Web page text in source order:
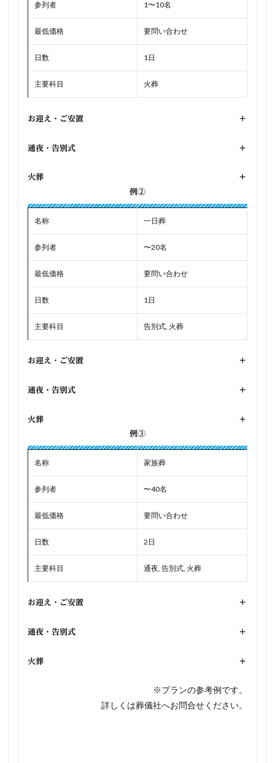
参列者 1〜10名
最低価格 要問い合わせ
日数 1日
主要科目 火葬
お迎え・ご安置 +
通夜・告別式 +
火葬
+
例②
名称 一日葬
参列者 〜20名
最低価格 要問い合わせ
日数 1日
主要科目 告別式, 火葬
お迎え・ご安置 +
通夜・告別式 +
火葬
+
例③
名称 家族葬
参列者 〜40名
最低価格 要問い合わせ
日数 2日
主要科目 通夜, 告別式, 火葬
お迎え・ご安置 +
通夜・告別式 +
火葬 +
※プランの参考例です。
詳しくは葬儀社へお問合せください。